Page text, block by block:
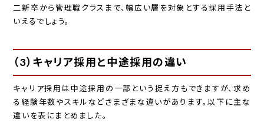
二新卒から管理職クラスまで、幅広い層を対象とする採用手法と
いえるでしょう。
（3）キャリア採用と中途採用の違い
キャリア採用は中途採用の一部という捉え方もできますが、求め
る経験年数やスキルなどさまざまな違いがあります。以下に主な
違いを表にまとめました。